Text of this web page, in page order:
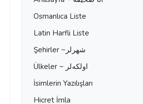
Osmanlıca Liste
Latin Harfli Liste
Şehirler ~شهرلر
Ülkeler ~ اولكه‌لر
İsimlerin Yazılışları
Hicret İmla